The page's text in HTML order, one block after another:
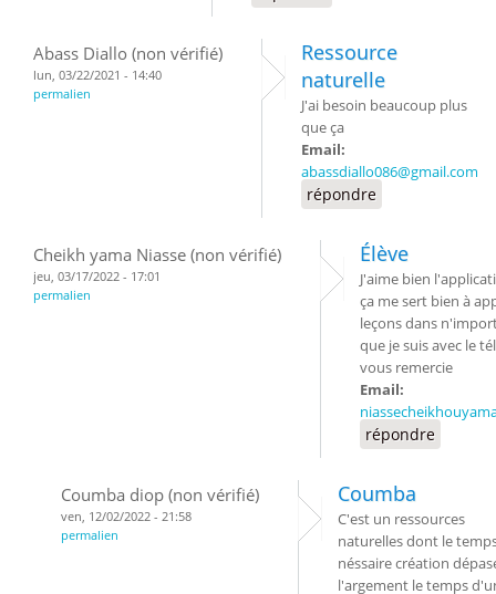
Abass Diallo (non vérifié)
lun, 03/22/2021 - 14:40
permalien
Ressource
naturelle
J'ai besoin beaucoup plus
que ça
Email:
abassdiallo086@gmail.com
répondre
Cheikh yama Niasse (non vérifié)
jeu, 03/17/2022 - 17:01
permalien
Élève
J'aime bien
ça me sert bien à
leçons dans
que je suis avec le
vous remercie
Email:
répondre
Coumba diop (non vérifié)
ven, 12/02/2022 - 21:58
permalien
Coumba
C'est un ressources
naturelles dont le
néssaire création
l'argement le temps